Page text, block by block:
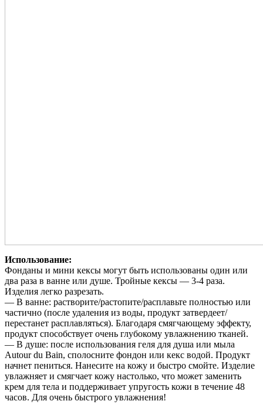
Использование:
Фонданы и мини кексы могут быть использованы один или
два раза в ванне или душе. Тройные кексы — 3-4 раза.
Изделия легко разрезать.
— В ванне: растворите/растопите/расплавьте полностью или
частично (после удаления из воды, продукт затвердеет/
перестанет расплавляться). Благодаря смягчающему эффекту,
продукт способствует очень глубокому увлажнению тканей.
— В душе: после использования геля для душа или мыла
Autour du Bain, сполосните фондон или кекс водой. Продукт
начнет пениться. Нанесите на кожу и быстро смойте. Изделие
увлажняет и смягчает кожу настолько, что может заменить
крем для тела и поддерживает упругость кожи в течение 48
часов. Для очень быстрого увлажнения!